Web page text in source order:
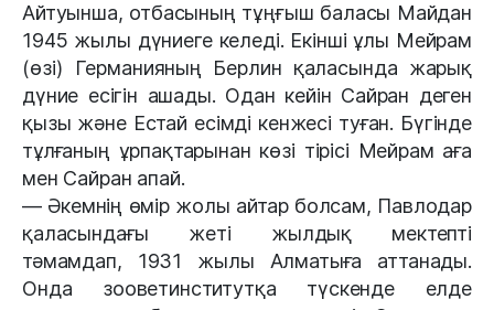
Айтуынша, отбасының тұңғыш баласы Майдан
1945 жылы дүниеге келеді. Екінші ұлы Мейрам
(өзі) Германияның Берлин қаласында жарық
дүние есігін ашады. Одан кейін Сайран деген
қызы және Естай есімді кенжесі туған. Бүгінде
тұлғаның ұрпақтарынан көзі тірісі Мейрам аға
мен Сайран апай.
— Әкемнің өмір жолы айтар болсам, Павлодар
қаласындағы жеті жылдық мектепті
тәмамдап, 1931 жылы Алматыға аттанады.
Онда зооветинститутқа түскенде елде